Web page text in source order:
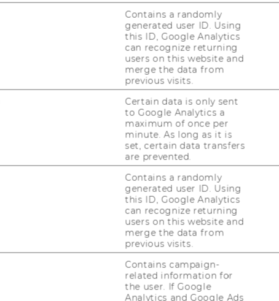
WELCOME SERVICES
JOBS MIT WU-STUDIUM
KARRIEREKONTAKTE AN DER
KARRIERENETZWERKE AN DER
NewsletterBluesky
EQUIS
Contains a randomly
generated user ID. Using
this ID, Google Analytics
can recognize returning
users on this website and
merge the data from
previous visits.
Certain data is only sent
to Google Analytics a
maximum of once per
minute. As long as it is
set, certain data transfers
are prevented.
Contains a randomly
generated user ID. Using
this ID, Google Analytics
can recognize returning
users on this website and
merge the data from
previous visits.
Contains campaign-
related information for
the user. If Google
Analytics and Google Ads